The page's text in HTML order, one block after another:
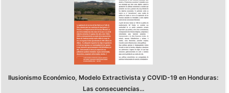
Ilusionismo Económico, Modelo Extractivista y COVID-19 en Honduras:
Las consecuencias...